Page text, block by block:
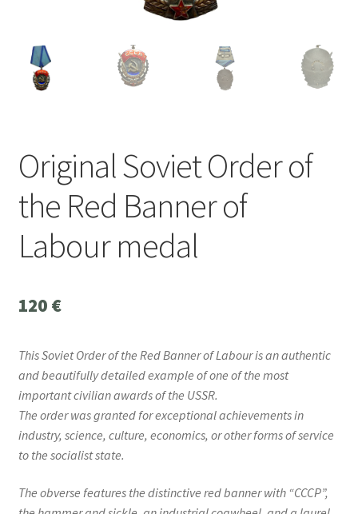
Original Soviet Order of
the Red Banner of
Labour medal
120 €
This Soviet Order of the Red Banner of Labour is an authentic
and beautifully detailed example of one of the most
important civilian awards of the USSR.
The order was granted for exceptional achievements in
industry, science, culture, economics, or other forms of service
to the socialist state.
The obverse features the distinctive red banner with “CCCP”,